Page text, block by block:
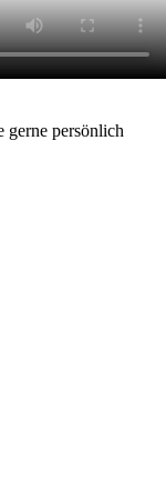
gerne persönlich